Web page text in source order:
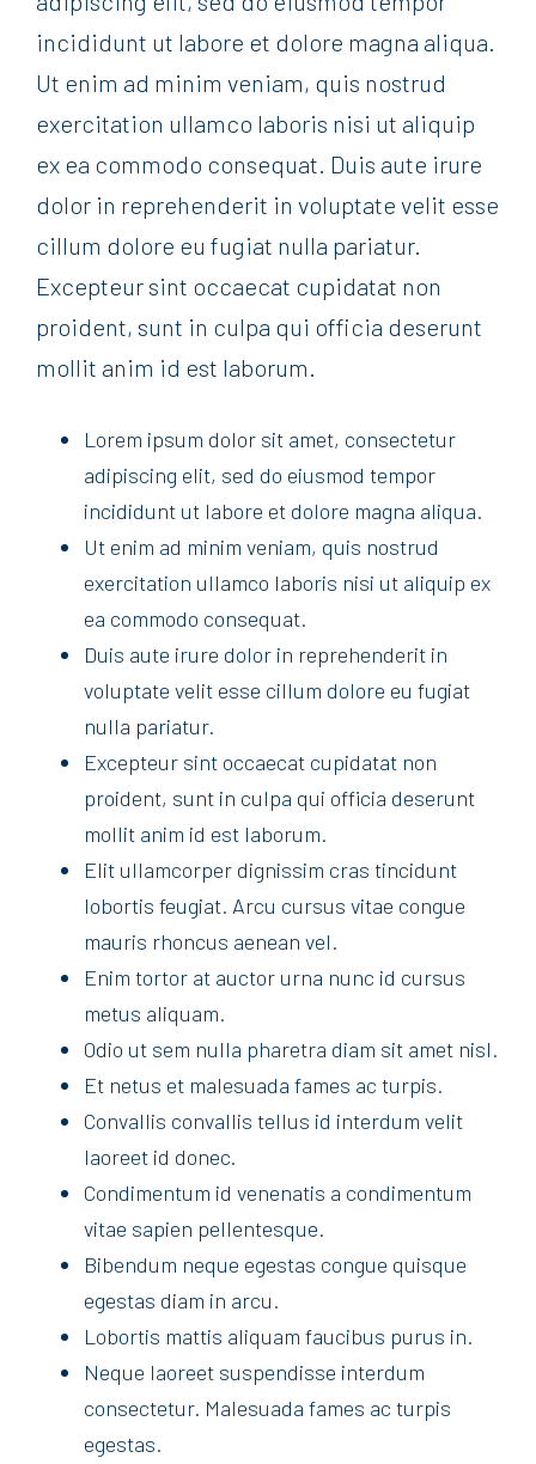
incididunt ut labore et dolore magna aliqua.
Ut enim ad minim veniam, quis nostrud
exercitation ullamco laboris nisi ut aliquip
ex ea commodo consequat. Duis aute irure
dolor in reprehenderit in voluptate velit esse
cillum dolore eu fugiat nulla pariatur.
Excepteur sint occaecat cupidatat non
proident, sunt in culpa qui officia deserunt
mollit anim id est laborum.
Lorem ipsum dolor sit amet, consectetur
adipiscing elit, sed do eiusmod tempor
incididunt ut labore et dolore magna aliqua.
Ut enim ad minim veniam, quis nostrud
exercitation ullamco laboris nisi ut aliquip ex
ea commodo consequat.
Duis aute irure dolor in reprehenderit in
voluptate velit esse cillum dolore eu fugiat
nulla pariatur.
Excepteur sint occaecat cupidatat non
proident, sunt in culpa qui officia deserunt
mollit anim id est laborum.
Elit ullamcorper dignissim cras tincidunt
lobortis feugiat. Arcu cursus vitae congue
mauris rhoncus aenean vel.
Enim tortor at auctor urna nunc id cursus
metus aliquam.
Odio ut sem nulla pharetra diam sit amet nisl.
Et netus et malesuada fames ac turpis.
Convallis convallis tellus id interdum velit
laoreet id donec.
Condimentum id venenatis a condimentum
vitae sapien pellentesque.
Bibendum neque egestas congue quisque
egestas diam in arcu.
Lobortis mattis aliquam faucibus purus in.
Neque laoreet suspendisse interdum
consectetur. Malesuada fames ac turpis
egestas.